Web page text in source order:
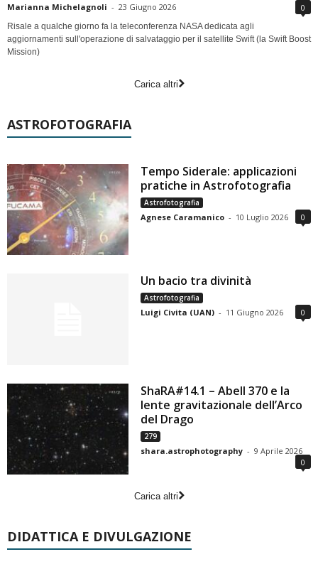
Marianna Michelagnoli - 23 Giugno 2026 0
Risale a qualche giorno fa la teleconferenza NASA dedicata agli
aggiornamenti sull'operazione di salvataggio per il satellite Swift (la Swift Boost
Mission)
Carica altri
ASTROFOTOGRAFIA
Tempo Siderale: applicazioni
pratiche in Astrofotografia
Astrofotografia
Agnese Caramanico - 10 Luglio 2026 0
Un bacio tra divinità
Astrofotografia
Luigi Civita (UAN) - 11 Giugno 2026 0
ShaRA#14.1 – Abell 370 e la
lente gravitazionale dell’Arco
del Drago
279
shara.astrophotography - 9 Aprile 2026
0
Carica altri
DIDATTICA E DIVULGAZIONE